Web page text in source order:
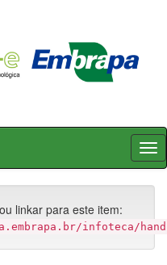
linkar para este item:
infoteca/